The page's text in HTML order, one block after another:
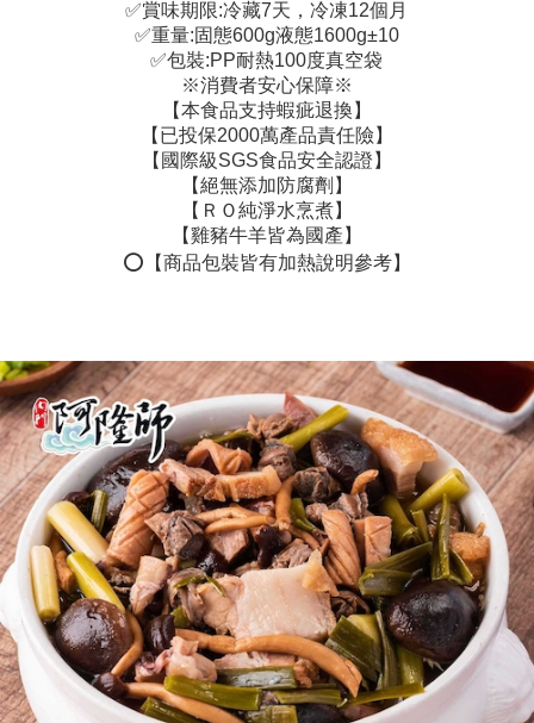
✅賞味期限:冷藏7天，冷凍12個月
✅重量:固態600g液態1600g±10
✅包裝:PP耐熱100度真空袋
※消費者安心保障※
【本食品支持蝦疵退換】
【已投保2000萬產品責任險】
【國際級SGS食品安全認證】
【絕無添加防腐劑】
【ＲＯ純淨水烹煮】
【雞豬牛羊皆為國產】
⭕️【商品包裝皆有加熱說明參考】